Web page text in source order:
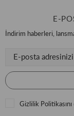
E-
İndirim haberleri,
Gizlilik Politikasını